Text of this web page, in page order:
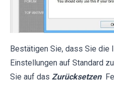
Bestätigen Sie, dass Sie die
Einstellungen auf Standard
Sie auf das Zurücksetzen